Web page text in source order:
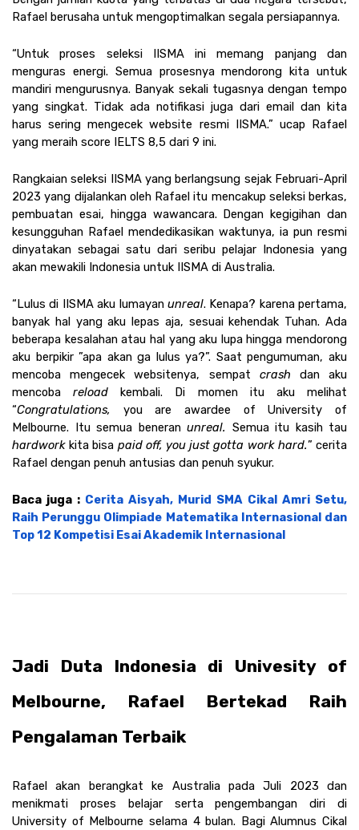
Rafael berusaha untuk mengoptimalkan segala persiapannya.
“Untuk proses seleksi IISMA ini memang panjang dan
menguras energi. Semua prosesnya mendorong kita untuk
mandiri mengurusnya. Banyak sekali tugasnya dengan tempo
yang singkat. Tidak ada notifikasi juga dari email dan kita
harus sering mengecek website resmi IISMA.” ucap Rafael
yang meraih score IELTS 8,5 dari 9 ini.
Rangkaian seleksi IISMA yang berlangsung sejak Februari-April
2023 yang dijalankan oleh Rafael itu mencakup seleksi berkas,
pembuatan esai, hingga wawancara. Dengan kegigihan dan
kesungguhan Rafael mendedikasikan waktunya, ia pun resmi
dinyatakan sebagai satu dari seribu pelajar Indonesia yang
akan mewakili Indonesia untuk IISMA di Australia.
“Lulus di IISMA aku lumayan unreal. Kenapa? karena pertama,
banyak hal yang aku lepas aja, sesuai kehendak Tuhan. Ada
beberapa kesalahan atau hal yang aku lupa hingga mendorong
aku berpikir ”apa akan ga lulus ya?”. Saat pengumuman, aku
mencoba mengecek websitenya, sempat crash dan aku
mencoba reload kembali. Di momen itu aku melihat
“Congratulations, you are awardee of University of
Melbourne. Itu semua beneran unreal.
hardwork kita bisa paid off, you just gotta work hard.” cerita
Rafael dengan penuh antusias dan penuh syukur.
Baca juga : Cerita Aisyah, Murid SMA Cikal Amri Setu,
Raih Perunggu Olimpiade Matematika Internasional dan
Top 12 Kompetisi Esai Akademik Internasional
Jadi Duta Indonesia di Univesity of
Melbourne, Rafael Bertekad Raih
Pengalaman Terbaik
Rafael akan berangkat ke Australia pada Juli 2023 dan
menikmati proses belajar serta pengembangan diri di
University of Melbourne selama 4 bulan. Bagi Alumnus Cikal